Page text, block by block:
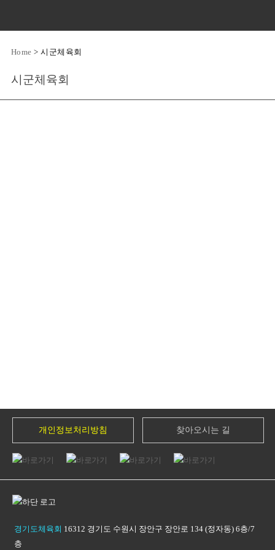
Home >시군체육회
시군체육회
개인정보처리방침 찾아오시는 길
경기도체육회 16312 경기도 수원시 장안구 장안로 134 (정자동) 6층/7
층